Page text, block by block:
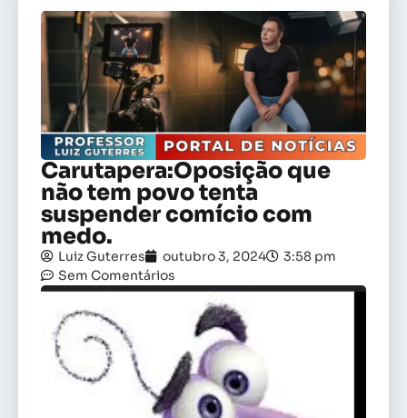
Carutapera:Oposição que
não tem povo tenta
suspender comício com
medo.
Luiz Guterres outubro 3, 2024
3:58 pm
Sem Comentários